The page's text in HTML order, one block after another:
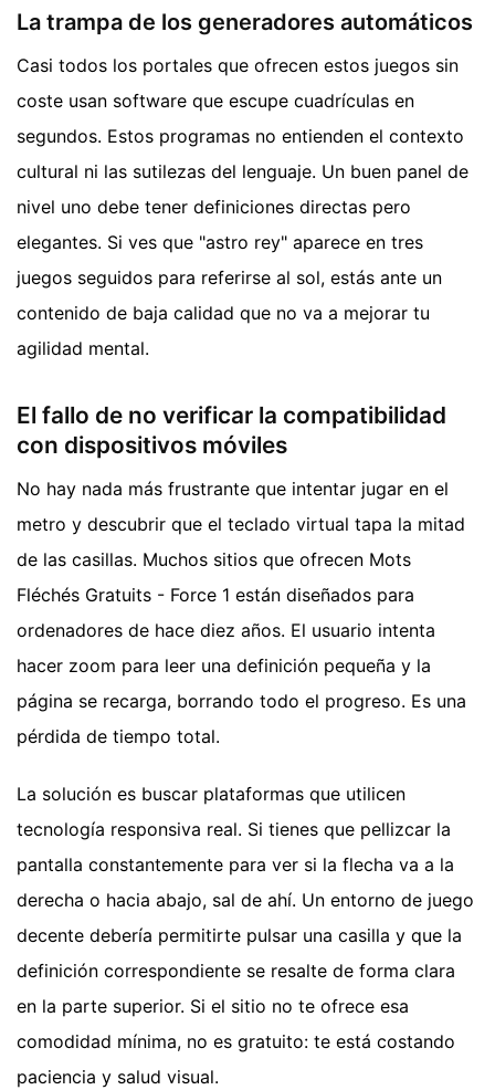
La trampa de los generadores automáticos
Casi todos los portales que ofrecen estos juegos sin
coste usan software que escupe cuadrículas en
segundos. Estos programas no entienden el contexto
cultural ni las sutilezas del lenguaje. Un buen panel de
nivel uno debe tener definiciones directas pero
elegantes. Si ves que "astro rey" aparece en tres
juegos seguidos para referirse al sol, estás ante un
contenido de baja calidad que no va a mejorar tu
agilidad mental.
El fallo de no verificar la compatibilidad
con dispositivos móviles
No hay nada más frustrante que intentar jugar en el
metro y descubrir que el teclado virtual tapa la mitad
de las casillas. Muchos sitios que ofrecen Mots
Fléchés Gratuits - Force 1 están diseñados para
ordenadores de hace diez años. El usuario intenta
hacer zoom para leer una definición pequeña y la
página se recarga, borrando todo el progreso. Es una
pérdida de tiempo total.
La solución es buscar plataformas que utilicen
tecnología responsiva real. Si tienes que pellizcar la
pantalla constantemente para ver si la flecha va a la
derecha o hacia abajo, sal de ahí. Un entorno de juego
decente debería permitirte pulsar una casilla y que la
definición correspondiente se resalte de forma clara
en la parte superior. Si el sitio no te ofrece esa
comodidad mínima, no es gratuito: te está costando
paciencia y salud visual.